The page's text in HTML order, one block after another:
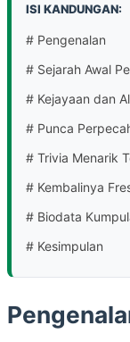
ISI KANDUNGAN:
# Pengenalan
# Sejarah Awal
# Kejayaan dan
# Punca
# Trivia Menarik
# Kembalinya
# Biodata
# Kesimpulan